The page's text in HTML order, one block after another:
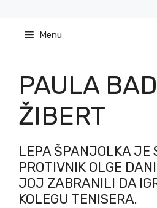
content Menu
PAULA
ŽIBERT
LEPA ŠPANJOLKA JE
PROTIVNIK OLGE
JOJ ZABRANILI DA
KOLEGU TENISERA.